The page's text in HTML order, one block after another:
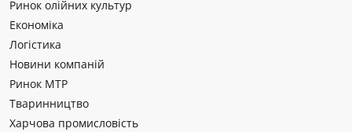
Ринок олійних культур
Економіка
Логістика
Новини компаній
Ринок МТР
Тваринництво
Харчова промисловість